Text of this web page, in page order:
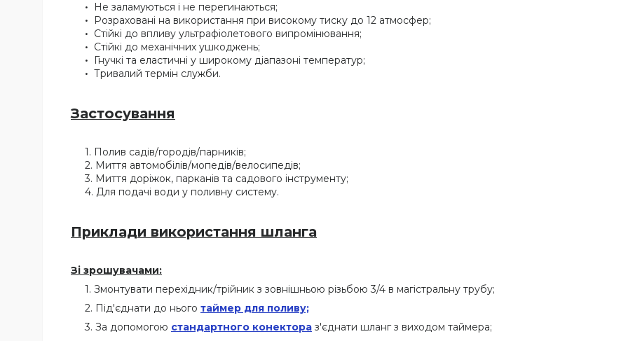
Не заламуються і не перегинаються;
Розраховані на використання при високому тиску до 12 атмосфер;
Стійкі до впливу ультрафіолетового випромінювання;
Стійкі до механічних ушкоджень;
Гнучкі та еластичні у широкому діапазоні температур;
Тривалий термін служби.
Застосування
Полив садів/городів/парників;
Миття автомобілів/мопедів/велосипедів;
Миття доріжок, парканів та садового інструменту;
Для подачі води у поливну систему.
Приклади використання шланга
Зі зрошувачами:
Змонтувати перехідник/трійник з зовнішньою різьбою 3/4 в магістральну трубу;
Під'єднати до нього таймер для поливу;
За допомогою стандартного конектора з'єднати шланг з виходом таймера;